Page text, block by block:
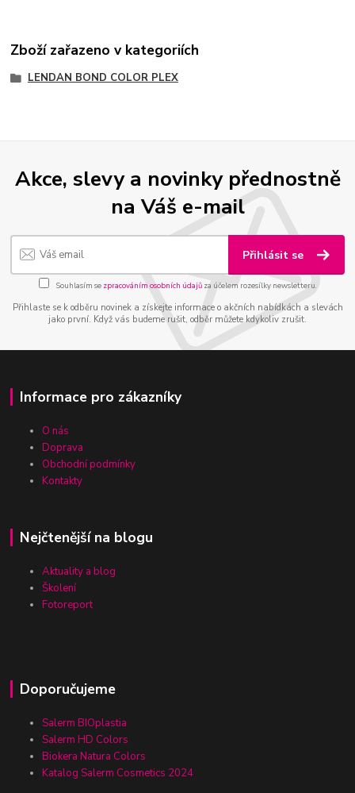
Zboží zařazeno v kategoriích
LENDAN BOND COLOR PLEX
Akce, slevy a novinky přednostně
na Váš e-mail
Přihlásit se
Souhlasím se zpracováním osobních údajůza účelem rozesílky newsletteru.
Přihlaste se k odběru novinek a získejte informace o akčních nabídkách a slevách
jako první. Když vás budeme rušit, odběr můžete kdykoliv zrušit.
Informace pro zákazníky
O nás
Doprava
Obchodní podmínky
Kontakty
Nejčtenější na blogu
Aktuality a blog
Školení
Fotoreport
Doporučujeme
Salerm BIOplastia
Salerm HD Colors
Biokera Natura Colors
Katalog Salerm Cosmetics 2024